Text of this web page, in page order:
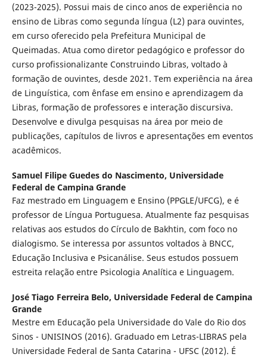
(2023-2025). Possui mais de cinco anos de experiência no
ensino de Libras como segunda língua (L2) para ouvintes,
em curso oferecido pela Prefeitura Municipal de
Queimadas. Atua como diretor pedagógico e professor do
curso profissionalizante Construindo Libras, voltado à
formação de ouvintes, desde 2021. Tem experiência na área
de Linguística, com ênfase em ensino e aprendizagem da
Libras, formação de professores e interação discursiva.
Desenvolve e divulga pesquisas na área por meio de
publicações, capítulos de livros e apresentações em eventos
acadêmicos.
Samuel Filipe Guedes do Nascimento, Universidade
Federal de Campina Grande
Faz mestrado em Linguagem e Ensino (PPGLE/UFCG), e é
professor de Língua Portuguesa. Atualmente faz pesquisas
relativas aos estudos do Círculo de Bakhtin, com foco no
dialogismo. Se interessa por assuntos voltados à BNCC,
Educação Inclusiva e Psicanálise. Seus estudos possuem
estreita relação entre Psicologia Analítica e Linguagem.
José Tiago Ferreira Belo, Universidade Federal de Campina
Grande
Mestre em Educação pela Universidade do Vale do Rio dos
Sinos - UNISINOS (2016). Graduado em Letras-LIBRAS pela
Universidade Federal de Santa Catarina - UFSC (2012). É